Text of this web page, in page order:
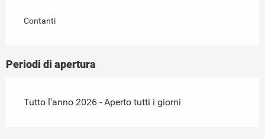
Contanti
Periodi di apertura
Tutto l'anno 2026 - Aperto tutti i giorni